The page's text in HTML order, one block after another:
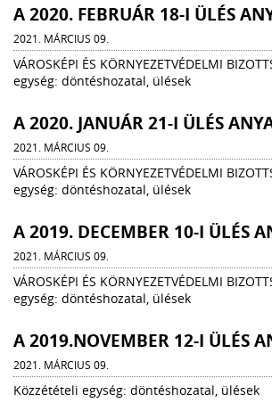
A 2020. FEBRUÁR 18-I ÜLÉS
2021. MÁRCIUS 09.
VÁROSKÉPI ÉS KÖRNYEZETVÉDELMI
egység: döntéshozatal, ülések
A 2020. JANUÁR 21-I ÜLÉS
2021. MÁRCIUS 09.
VÁROSKÉPI ÉS KÖRNYEZETVÉDELMI
egység: döntéshozatal, ülések
A 2019. DECEMBER 10-I ÜLÉS
2021. MÁRCIUS 09.
VÁROSKÉPI ÉS KÖRNYEZETVÉDELMI
egység: döntéshozatal, ülések
A 2019.NOVEMBER 12-I ÜLÉS
2021. MÁRCIUS 09.
Közzétételi egység: döntéshozatal, ülések